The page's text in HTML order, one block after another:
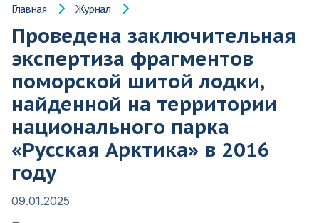
Главная Журнал
Проведена заключительная
экспертиза фрагментов
поморской шитой лодки,
найденной на территории
национального парка
«Русская Арктика» в 2016
году
09.01.2025